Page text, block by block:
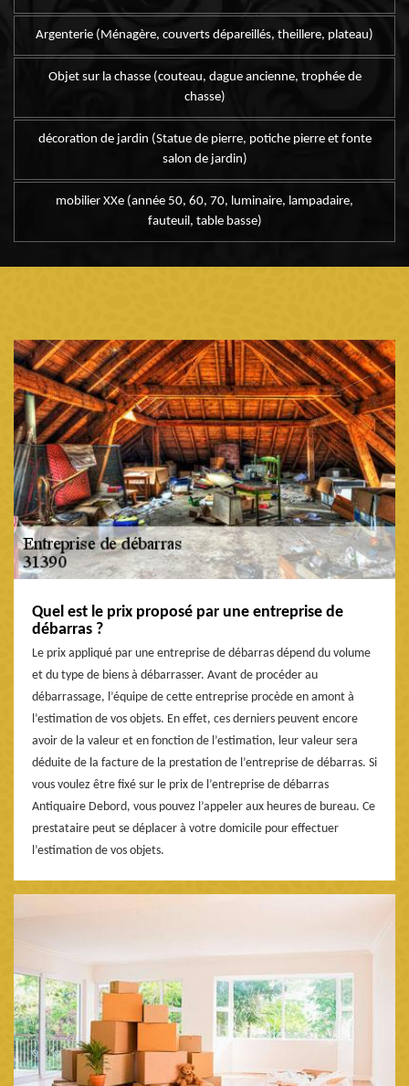
Argenterie (Ménagère, couverts dépareillés, theillere, plateau)
Objet sur la chasse (couteau, dague ancienne, trophée de
chasse)
décoration de jardin (Statue de pierre, potiche pierre et fonte
salon de jardin)
mobilier XXe (année 50, 60, 70, luminaire, lampadaire,
fauteuil, table basse)
Quel est le prix proposé par une entreprise de
débarras ?
Le prix appliqué par une entreprise de débarras dépend du volume
et du type de biens à débarrasser. Avant de procéder au
débarrassage, l’équipe de cette entreprise procède en amont à
l’estimation de vos objets. En effet, ces derniers peuvent encore
avoir de la valeur et en fonction de l’estimation, leur valeur sera
déduite de la facture de la prestation de l’entreprise de débarras. Si
vous voulez être fixé sur le prix de l’entreprise de débarras
Antiquaire Debord, vous pouvez l’appeler aux heures de bureau. Ce
prestataire peut se déplacer à votre domicile pour effectuer
l’estimation de vos objets.